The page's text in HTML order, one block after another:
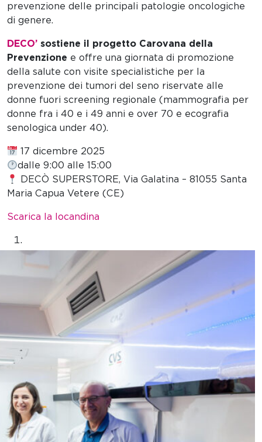
prevenzione delle principali patologie oncologiche
di genere.
DECO’ sostiene il progetto Carovana della
Prevenzione e offre una giornata di promozione
della salute con visite specialistiche per la
prevenzione dei tumori del seno riservate alle
donne fuori screening regionale (mammografia per
donne fra i 40 e i 49 anni e over 70 e ecografia
senologica under 40).
17 dicembre 2025
dalle 9:00 alle 15:00
DECÒ SUPERSTORE, Via Galatina – 81055 Santa
Maria Capua Vetere (CE)
Scarica la locandina